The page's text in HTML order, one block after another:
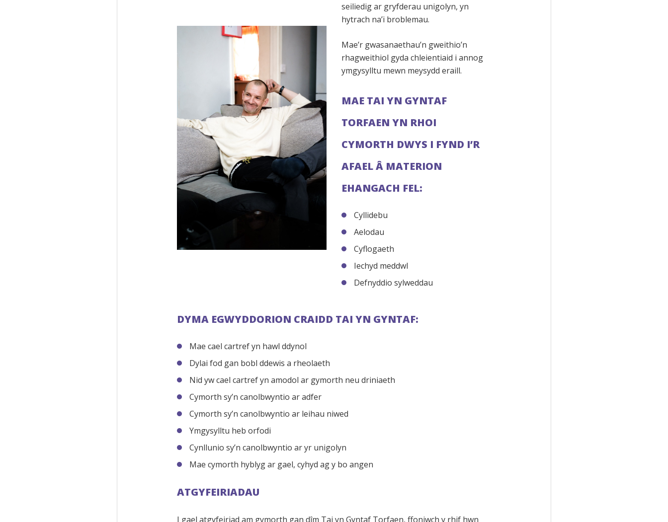
seiliedig ar gryfderau unigolyn, yn
hytrach na’i broblemau.
Mae’r gwasanaethau’n gweithio’n
rhagweithiol gyda chleientiaid i annog
ymgysylltu mewn meysydd eraill.
MAE TAI YN GYNTAF
TORFAEN YN RHOI
CYMORTH DWYS I FYND I’R
AFAEL Â MATERION
EHANGACH FEL:
Cyllidebu
Aelodau
Cyflogaeth
Iechyd meddwl
Defnyddio sylweddau
DYMA EGWYDDORION CRAIDD TAI YN GYNTAF:
Mae cael cartref yn hawl ddynol
Dylai fod gan bobl ddewis a rheolaeth
Nid yw cael cartref yn amodol ar gymorth neu driniaeth
Cymorth sy’n canolbwyntio ar adfer
Cymorth sy’n canolbwyntio ar leihau niwed
Ymgysylltu heb orfodi
Cynllunio sy’n canolbwyntio ar yr unigolyn
Mae cymorth hyblyg ar gael, cyhyd ag y bo angen
ATGYFEIRIADAU
I gael atgyfeiriad am gymorth gan dîm Tai yn Gyntaf Torfaen, ffoniwch y rhif hwn